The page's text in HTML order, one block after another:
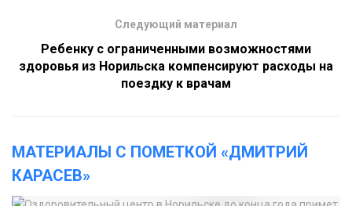
Следующий материал
Ребенку с ограниченными возможностями
здоровья из Норильска компенсируют расходы на
поездку к врачам
МАТЕРИАЛЫ С ПОМЕТКОЙ «ДМИТРИЙ
КАРАСЕВ»